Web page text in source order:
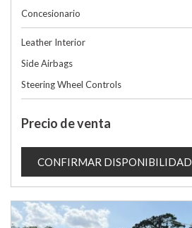
Concesionario
Leather Interior
Side Airbags
Steering Wheel Controls
Precio de venta
CONFIRMAR DISPONIBILIDAD